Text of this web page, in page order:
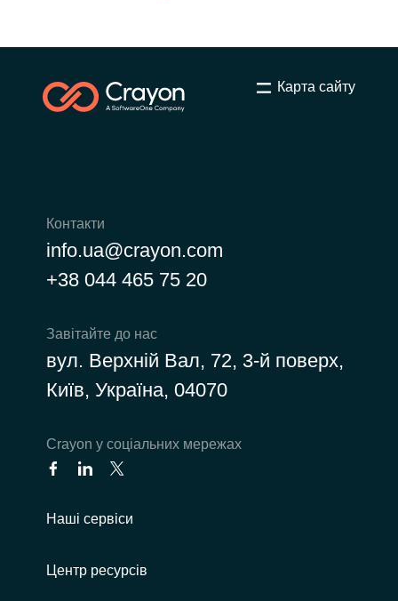
Карта сайту
Контакти
info.ua@crayon.com
+38 044 465 75 20
Завітайте до нас
вул. Верхній Вал, 72, 3-й поверх,
Київ, Україна, 04070
Сrayon у соціальних мережах
Наші сервіси
Центр ресурсів